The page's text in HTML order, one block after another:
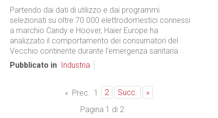
Partendo dai dati di utilizzo e dai programmi
selezionati su oltre 70.000 elettrodomestici connessi
a marchio Candy e Hoover, Haier Europe ha
analizzato il comportamento dei consumatori del
Vecchio continente durante l'emergenza sanitaria.
Pubblicato in
Industria
« Prec. 1 2 Succ.
»
Pagina 1 di 2